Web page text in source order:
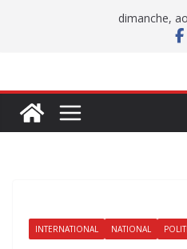
dimanche,
INTERNATIONAL NATIONAL